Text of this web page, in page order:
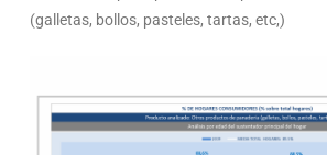
(galletas, bollos, pasteles, tartas, etc,)